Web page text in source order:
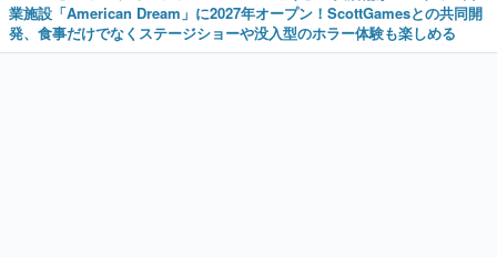
業施設「American Dream」に2027年オープン！ScottGamesとの共同開
発、食事だけでなくステージショーや没入型のホラー体験も楽しめる